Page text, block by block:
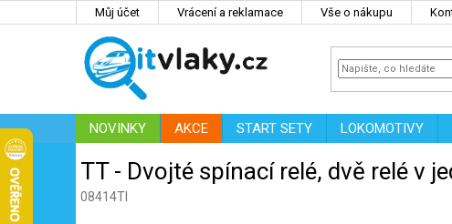
Můj účet Vrácení a reklamace Vše o nákupu
NOVINKY AKCE START SETY LOKOMOTIVY
TT - Dvojté spínací relé, dvě relé v
08414TI